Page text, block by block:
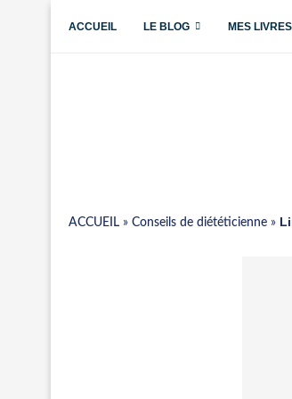
ACCUEIL LE BLOG MES
ACCUEIL » Conseils de diététicienne »